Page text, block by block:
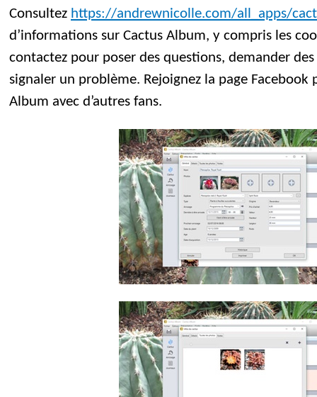
Consultez https://andrewnicolle.com/all_apps/
d’informations sur Cactus Album, y compris les
contactez pour poser des questions, demander
signaler un problème. Rejoignez la page Facebook
Album avec d’autres fans.